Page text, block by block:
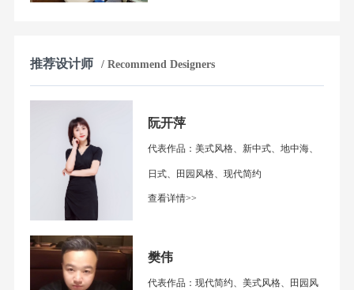
推荐设计师 / Recommend Designers
阮开萍
代表作品：美式风格、新中式、地中海、
日式、田园风格、现代简约
查看详情>>
樊伟
代表作品：现代简约、美式风格、田园风